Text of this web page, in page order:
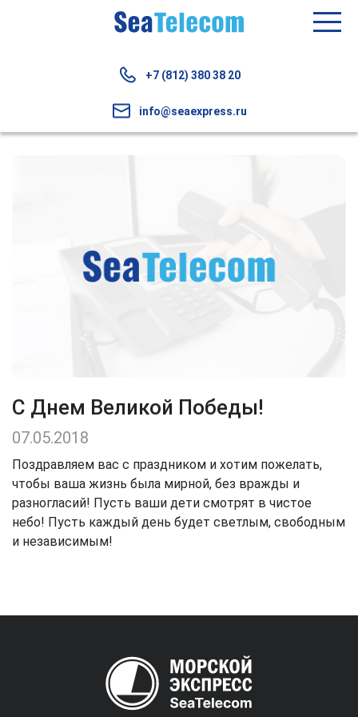
+7 (812) 380 38 20
info@seaexpress.ru
С Днем Великой Победы!
07.05.2018
Поздравляем вас с праздником и хотим пожелать,
чтобы ваша жизнь была мирной, без вражды и
разногласий! Пусть ваши дети смотрят в чистое
небо! Пусть каждый день будет светлым, свободным
и независимым!